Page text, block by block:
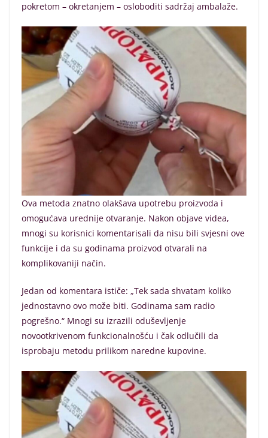
pokretom – okretanjem – osloboditi sadržaj ambalaže.
Ova metoda znatno olakšava upotrebu proizvoda i
omogućava urednije otvaranje. Nakon objave videa,
mnogi su korisnici komentarisali da nisu bili svjesni ove
funkcije i da su godinama proizvod otvarali na
komplikovaniji način.
Jedan od komentara ističe: „Tek sada shvatam koliko
jednostavno ovo može biti. Godinama sam radio
pogrešno.“ Mnogi su izrazili oduševljenje
novootkrivenom funkcionalnošću i čak odlučili da
isprobaju metodu prilikom naredne kupovine.